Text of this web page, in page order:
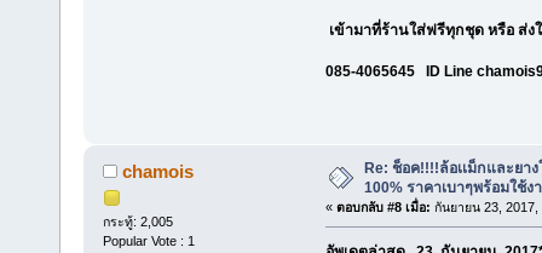
เข้ามาที่ร้านใส่ฟรีทุกชุด หรือ ส่
085-4065645 ID Line
chamois
กระทู้: 2,005
Popular Vote : 1
Re: ช็อค!!!!ล้อเเม็กและยา
100% ราคาเบาๆพร้อมใช้ง
« ตอบกลับ #8 เมื่อ: กันยายน 23, 2017,